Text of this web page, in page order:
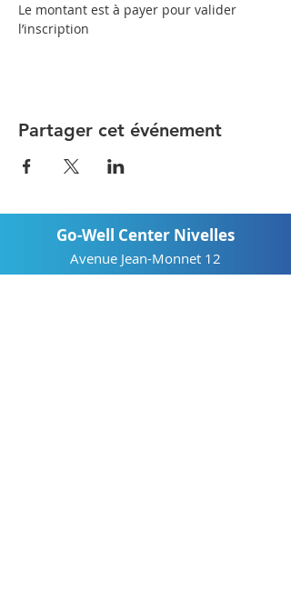
Le montant est à payer pour valider
l’inscription
Partager cet événement
Go-Well Center Nivelles
Avenue Jean-Monnet 12
1400 Nivelles, Belgique